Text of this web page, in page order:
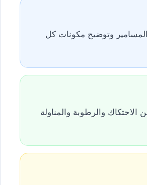
وتوضيح مكونات كل
والرطوبة والمناولة